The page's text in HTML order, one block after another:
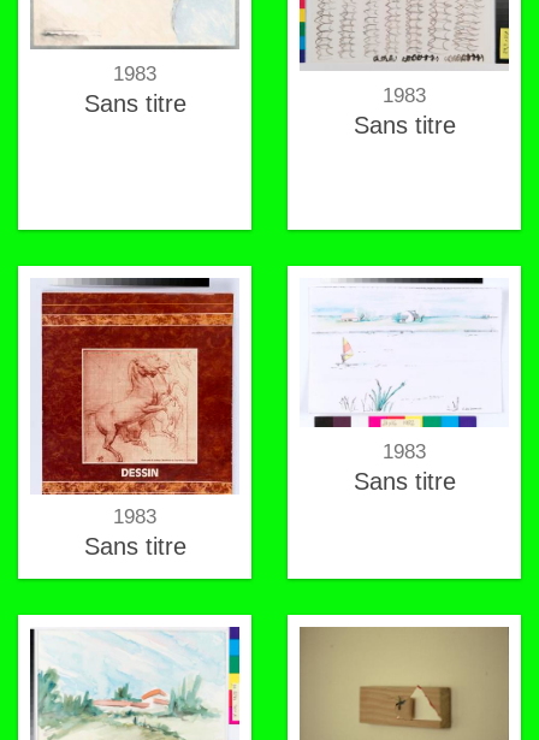
1983
Sans titre 1983
Sans titre
1983
Sans titre
1983
Sans titre